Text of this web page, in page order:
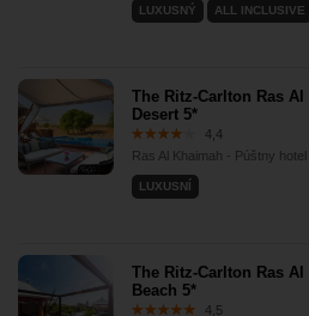
LUXUSNÝ ALL INCLUSIVE
The Ritz-Carlton Ras
Desert 5*
4,4
Ras Al Khaimah - Púštny hotel
LUXUSNÍ
The Ritz-Carlton Ras
Beach 5*
4,5